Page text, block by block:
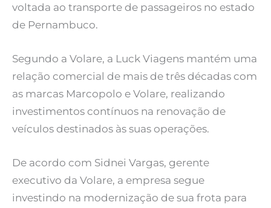
voltada ao transporte de passageiros no estado
de Pernambuco.
Segundo a Volare, a Luck Viagens mantém uma
relação comercial de mais de três décadas com
as marcas Marcopolo e Volare, realizando
investimentos contínuos na renovação de
veículos destinados às suas operações.
De acordo com Sidnei Vargas, gerente
executivo da Volare, a empresa segue
investindo na modernização de sua frota para